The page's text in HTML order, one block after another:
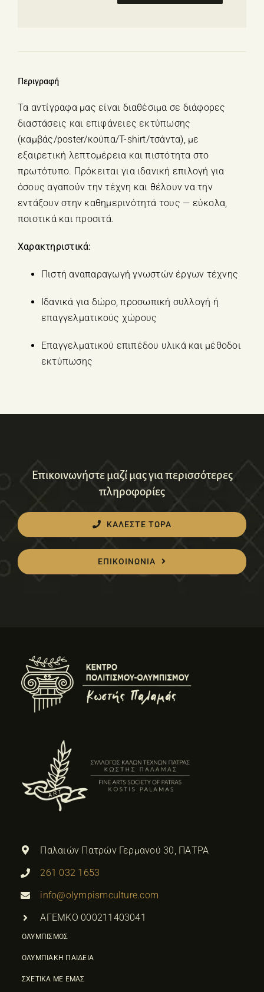
Περιγραφή
Τα αντίγραφα μας είναι διαθέσιμα σε διάφορες
διαστάσεις και επιφάνειες εκτύπωσης
(καμβάς/poster/κούπα/T-shirt/τσάντα), με
εξαιρετική λεπτομέρεια και πιστότητα στο
πρωτότυπο. Πρόκειται για ιδανική επιλογή για
όσους αγαπούν την τέχνη και θέλουν να την
εντάξουν στην καθημερινότητά τους — εύκολα,
ποιοτικά και προσιτά.
Χαρακτηριστικά:
Πιστή αναπαραγωγή γνωστών έργων τέχνης
Ιδανικά για δώρο, προσωπική συλλογή ή
επαγγελματικούς χώρους
Επαγγελματικού επιπέδου υλικά και μέθοδοι
εκτύπωσης
Επικοινωνήστε μαζί μας για περισσότερες
πληροφορίες
ΚΑΛΕΣΤΕ ΤΩΡΑ
ΕΠΙΚΟΙΝΩΝΙΑ
Παλαιών Πατρών Γερμανού 30, ΠΑΤΡΑ
261 032 1653
info@olympismculture.com
ΑΓΕΜΚΟ 000211403041
ΟΛΥΜΠΙΣΜΟΣ
ΟΛΥΜΠΙΑΚΗ ΠΑΙΔΕΙΑ
ΣΧΕΤΙΚΑ ΜΕ ΕΜΑΣ